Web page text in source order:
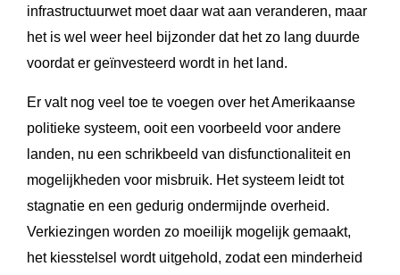
infrastructuurwet moet daar wat aan veranderen, maar
het is wel weer heel bijzonder dat het zo lang duurde
voordat er geïnvesteerd wordt in het land.
Er valt nog veel toe te voegen over het Amerikaanse
politieke systeem, ooit een voorbeeld voor andere
landen, nu een schrikbeeld van disfunctionaliteit en
mogelijkheden voor misbruik. Het systeem leidt tot
stagnatie en een gedurig ondermijnde overheid.
Verkiezingen worden zo moeilijk mogelijk gemaakt,
het kiesstelsel wordt uitgehold, zodat een minderheid